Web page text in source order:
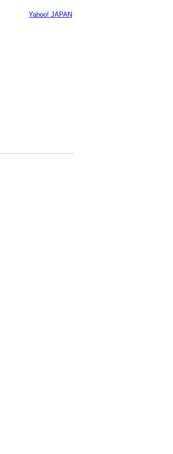
Yahoo! JAPAN